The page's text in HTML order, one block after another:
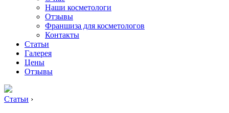
Наши косметологи
Отзывы
Франшиза для косметологов
Контакты
Статьи
Галерея
Цены
Отзывы
Статьи ›